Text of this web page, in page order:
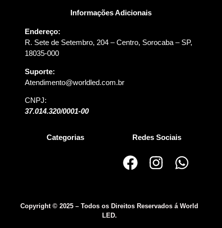
Informações Adicionais
Endereço:
R. Sete de Setembro, 204 – Centro, Sorocaba – SP,
18035-000
Suporte:
Atendimento@worldled.com.br
CNPJ:
37.014.320/0001-00
Categorias Redes Sociais
Copyright © 2025 – Todos os Direitos Reservados á World
LED.